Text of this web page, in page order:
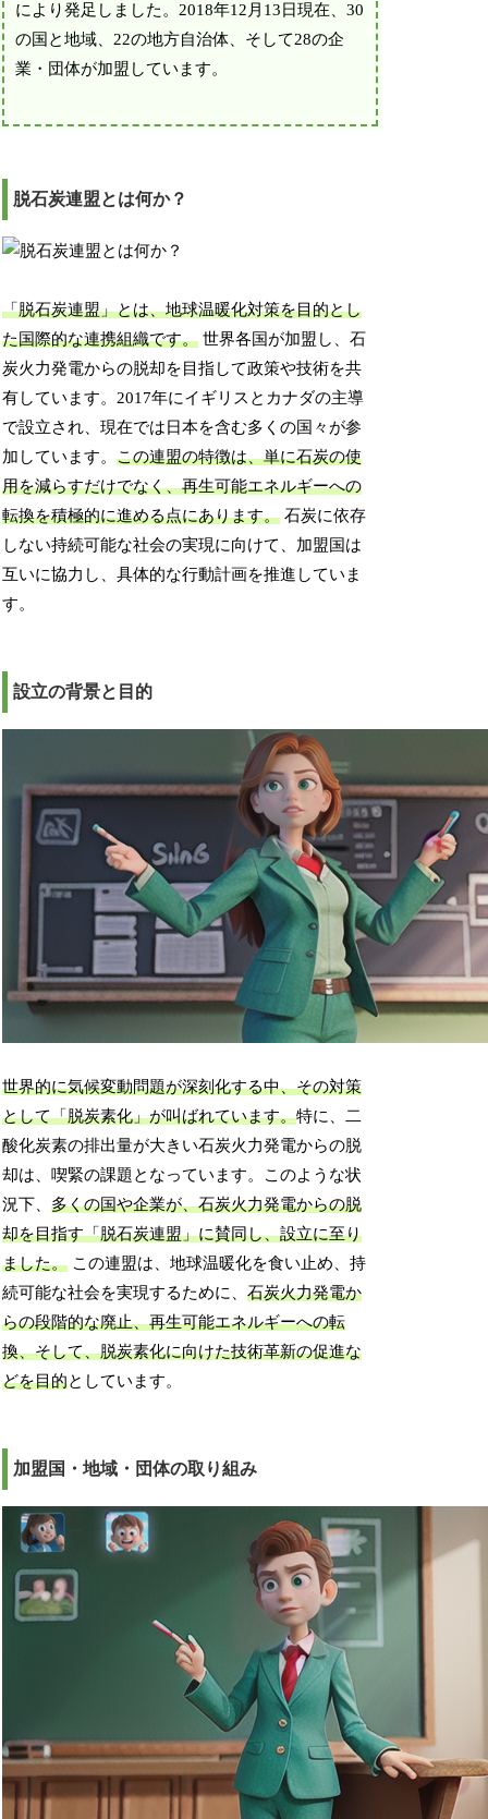
により発足しました。2018年12月13日現在、30
の国と地域、22の地方自治体、そして28の企
業・団体が加盟しています。
脱石炭連盟とは何か？
「脱石炭連盟」とは、地球温暖化対策を目的とし
た国際的な連携組織です。 世界各国が加盟し、石
炭火力発電からの脱却を目指して政策や技術を共
有しています。2017年にイギリスとカナダの主導
で設立され、現在では日本を含む多くの国々が参
加しています。この連盟の特徴は、単に石炭の使
用を減らすだけでなく、再生可能エネルギーへの
転換を積極的に進める点にあります。 石炭に依存
しない持続可能な社会の実現に向けて、加盟国は
互いに協力し、具体的な行動計画を推進していま
す。
設立の背景と目的
世界的に気候変動問題が深刻化する中、その対策
として「脱炭素化」が叫ばれています。特に、二
酸化炭素の排出量が大きい石炭火力発電からの脱
却は、喫緊の課題となっています。このような状
況下、多くの国や企業が、石炭火力発電からの脱
却を目指す「脱石炭連盟」に賛同し、設立に至り
ました。 この連盟は、地球温暖化を食い止め、持
続可能な社会を実現するために、石炭火力発電か
らの段階的な廃止、再生可能エネルギーへの転
換、そして、脱炭素化に向けた技術革新の促進な
どを目的としています。
加盟国・地域・団体の取り組み